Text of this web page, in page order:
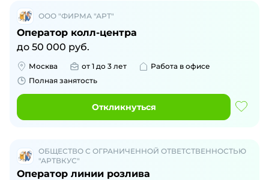
ООО "ФИРМА "АРТ"
Оператор колл-центра
до 50 000 руб.
Москва от 1 до 3 лет
Работа в офисе
Полная занятость
Откликнуться
ОБЩЕСТВО С ОГРАНИЧЕННОЙ ОТВЕТСТВЕННОСТЬЮ
"АРТВКУС"
Оператор линии розлива